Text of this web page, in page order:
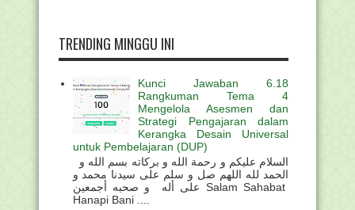
TRENDING MINGGU INI
Kunci Jawaban 6.18
Rangkuman Tema 4
Mengelola Asesmen dan
Strategi Pengajaran dalam
Kerangka Desain Universal
untuk Pembelajaran (DUP)
الحمد لله اللهم صل و سلم على سيدنا محمد و
على أله و صحبه أجمعين Salam Sahabat
Hanapi Bani ....